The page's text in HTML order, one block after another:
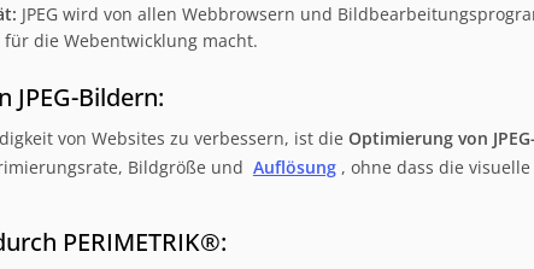
JPEG wird von allen Webbrowsern und
die Webentwicklung macht.
Bildern:
von Websites zu verbessern, ist die Optimierung von
Bildgröße und Auflösung , ohne dass die
PERIMETRIK®: